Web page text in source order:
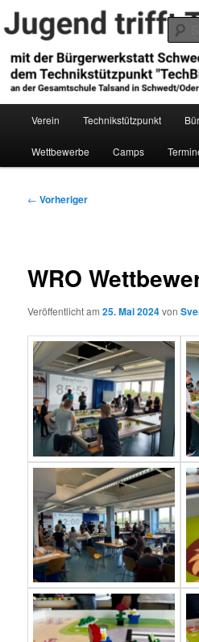
Zum
primären
springenJugend trifft
Verein Technikstützpunkt
Wettbewerbe Camps
Beitragsnavigation
← Vorheriger
WRO
Veröffentlicht am25. Mai 2024von